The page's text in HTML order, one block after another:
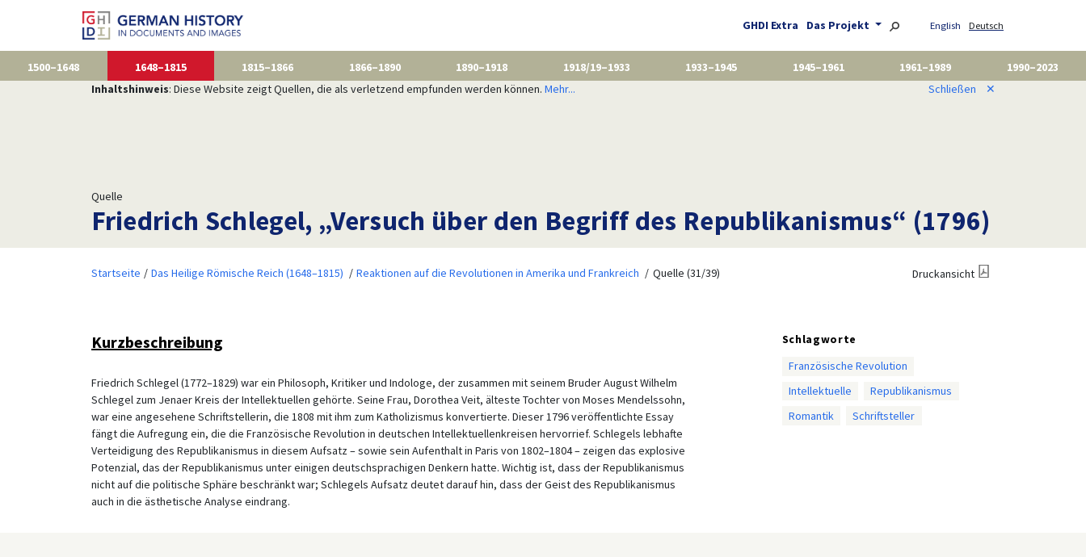
GHDI Extra Das Projekt English Deutsch
1500–1648 1648–1815 1815–1866 1866–1890 1890–1918 1918/19–1933 1933–1945 1945–1961 1961–1989
1990–2023
Inhaltshinweis: Diese Website zeigt Quellen, die als verletzend empfunden werden können. Mehr... Schließen ✕
Quelle
Friedrich Schlegel, „Versuch über den Begriff des Republikanismus“ (1796)
Startseite Das Heilige Römische Reich (1648–1815) Reaktionen auf die Revolutionen in Amerika und Frankreich Quelle (31/39) Druckansicht
Kurzbeschreibung
Friedrich Schlegel (1772–1829) war ein Philosoph, Kritiker und Indologe, der zusammen mit seinem Bruder August Wilhelm
Schlegel zum Jenaer Kreis der Intellektuellen gehörte. Seine Frau, Dorothea Veit, älteste Tochter von Moses Mendelssohn,
war eine angesehene Schriftstellerin, die 1808 mit ihm zum Katholizismus konvertierte. Dieser 1796 veröffentlichte Essay
fängt die Aufregung ein, die die Französische Revolution in deutschen Intellektuellenkreisen hervorrief. Schlegels lebhafte
Verteidigung des Republikanismus in diesem Aufsatz – sowie sein Aufenthalt in Paris von 1802–1804 – zeigen das explosive
Potenzial, das der Republikanismus unter einigen deutschsprachigen Denkern hatte. Wichtig ist, dass der Republikanismus
nicht auf die politische Sphäre beschränkt war; Schlegels Aufsatz deutet darauf hin, dass der Geist des Republikanismus
auch in die ästhetische Analyse eindrang.
Schlagworte
Französische Revolution
Intellektuelle
Republikanismus
Romantik
Schriftsteller